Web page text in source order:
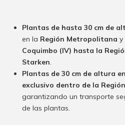
Plantas de hasta 30 cm de
en la Región Metropolitana y
Coquimbo (IV) hasta la
Starken.
Plantas de 30 cm de altura
exclusivo dentro de la
garantizando un transporte
de las plantas.